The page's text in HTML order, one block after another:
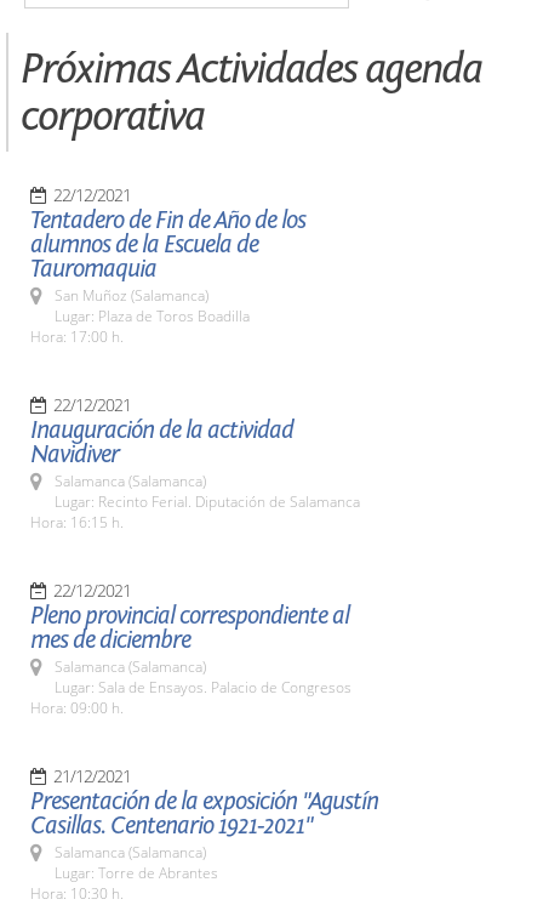
Próximas Actividades agenda
corporativa
22/12/2021
Tentadero de Fin de Año de los
alumnos de la Escuela de
Tauromaquia
San Muñoz (Salamanca)
Lugar: Plaza de Toros Boadilla
Hora: 17:00 h.
22/12/2021
Inauguración de la actividad
Navidiver
Salamanca (Salamanca)
Lugar: Recinto Ferial. Diputación de Salamanca
Hora: 16:15 h.
22/12/2021
Pleno provincial correspondiente al
mes de diciembre
Salamanca (Salamanca)
Lugar: Sala de Ensayos. Palacio de Congresos
Hora: 09:00 h.
21/12/2021
Presentación de la exposición "Agustín
Casillas. Centenario 1921-2021"
Salamanca (Salamanca)
Lugar: Torre de Abrantes
Hora: 10:30 h.